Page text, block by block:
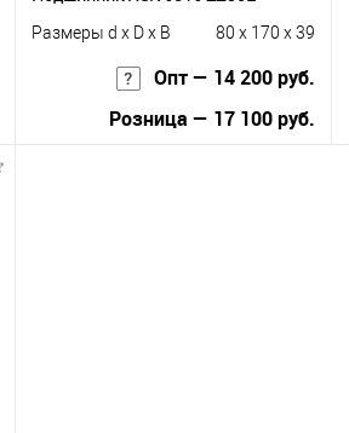
Размеры d x D x B
80 x 170 x 39
Опт — 14 200 руб.
Розница — 17 100 руб.